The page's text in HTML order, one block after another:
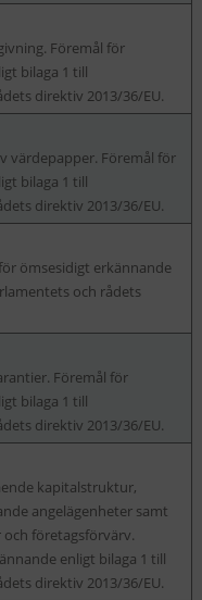
Föremål för
bilaga 1 till
direktiv 2013/36/EU.
värdepapper. Föremål för
bilaga 1 till
direktiv 2013/36/EU.
ömsesidigt erkännande
och rådets
Föremål för
bilaga 1 till
direktiv 2013/36/EU.
kapitalstruktur,
angelägenheter samt
företagsförvärv.
enligt bilaga 1 till
direktiv 2013/36/EU.